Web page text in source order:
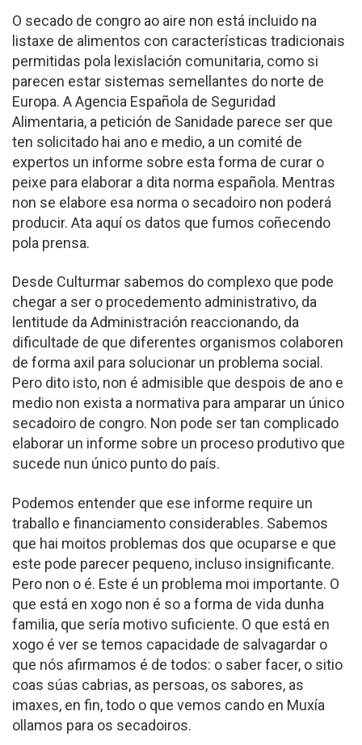
O secado de congro ao aire non está incluido na
listaxe de alimentos con características tradicionais
permitidas pola lexislación comunitaria, como si
parecen estar sistemas semellantes do norte de
Europa. A Agencia Española de Seguridad
Alimentaria, a petición de Sanidade parece ser que
ten solicitado hai ano e medio, a un comité de
expertos un informe sobre esta forma de curar o
peixe para elaborar a dita norma española. Mentras
non se elabore esa norma o secadoiro non poderá
producir. Ata aquí os datos que fumos coñecendo
pola prensa.
Desde Culturmar sabemos do complexo que pode
chegar a ser o procedemento administrativo, da
lentitude da Administración reaccionando, da
dificultade de que diferentes organismos colaboren
de forma axil para solucionar un problema social.
Pero dito isto, non é admisible que despois de ano e
medio non exista a normativa para amparar un único
secadoiro de congro. Non pode ser tan complicado
elaborar un informe sobre un proceso produtivo que
sucede nun único punto do país.
Podemos entender que ese informe require un
traballo e financiamento considerables. Sabemos
que hai moitos problemas dos que ocuparse e que
este pode parecer pequeno, incluso insignificante.
Pero non o é. Este é un problema moi importante. O
que está en xogo non é so a forma de vida dunha
familia, que sería motivo suficiente. O que está en
xogo é ver se temos capacidade de salvagardar o
que nós afirmamos é de todos: o saber facer, o sitio
coas súas cabrias, as persoas, os sabores, as
imaxes, en fin, todo o que vemos cando en Muxía
ollamos para os secadoiros.